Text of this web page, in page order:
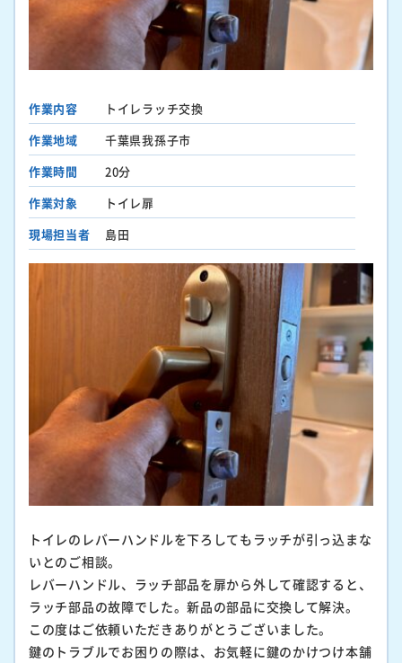
作業内容
トイレラッチ交換
作業地域
千葉県我孫子市
作業時間
20分
作業対象
トイレ扉
現場担当者
島田
トイレのレバーハンドルを下ろしてもラッチが引っ込まな
いとのご相談。
レバーハンドル、ラッチ部品を扉から外して確認すると、
ラッチ部品の故障でした。新品の部品に交換して解決。
この度はご依頼いただきありがとうございました。
鍵のトラブルでお困りの際は、お気軽に鍵のかけつけ本舗